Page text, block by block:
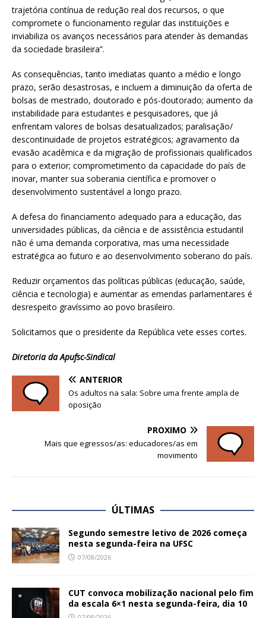
trajetória contínua de redução real dos recursos, o que
compromete o funcionamento regular das instituições e
inviabiliza os avanços necessários para atender às demandas
da sociedade brasileira”.
As consequências, tanto imediatas quanto a médio e longo
prazo, serão desastrosas, e incluem a diminuição da oferta de
bolsas de mestrado, doutorado e pós-doutorado; aumento da
instabilidade para estudantes e pesquisadores, que já
enfrentam valores de bolsas desatualizados; paralisação/
descontinuidade de projetos estratégicos; agravamento da
evasão acadêmica e da migração de profissionais qualificados
para o exterior; comprometimento da capacidade do país de
inovar, manter sua soberania científica e promover o
desenvolvimento sustentável a longo prazo.
A defesa do financiamento adequado para a educação, das
universidades públicas, da ciência e de assistência estudantil
não é uma demanda corporativa, mas uma necessidade
estratégica ao futuro e ao desenvolvimento soberano do país.
Reduzir orçamentos das políticas públicas (educação, saúde,
ciência e tecnologia) e aumentar as emendas parlamentares é
desrespeito gravíssimo ao povo brasileiro.
Solicitamos que o presidente da República vete esses cortes.
Diretoria da Apufsc-Sindical
ANTERIOR
Os adultos na sala: Sobre uma frente ampla de
oposição
PRÓXIMO
Mais que egressos/as: educadores/as em
movimento
ÚLTIMAS
Segundo semestre letivo de 2026 começa
nesta segunda-feira na UFSC
07/08/2026
CUT convoca mobilização nacional pelo fim
da escala 6×1 nesta segunda-feira, dia 10